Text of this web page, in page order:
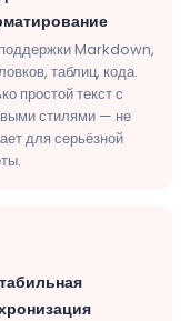
Markdown,
таблиц, кода.
простой текст с
стилями — не
для серьёзной